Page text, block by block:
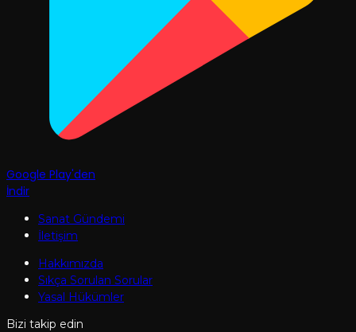
Google Play'den
İndir
Sanat Gündemi
İletişim
Hakkımızda
Sıkça Sorulan Sorular
Yasal Hükümler
Bizi takip edin